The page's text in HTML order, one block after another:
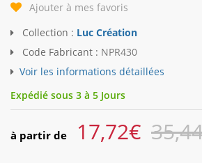
Ajouter à mes favoris
Collection : Luc Création
Code Fabricant : NPR430
Voir les informations détaillées
Expédié sous 3 à 5 Jours
à partir de 17,72€